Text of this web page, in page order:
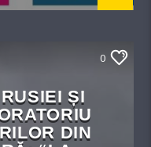
0
ȘI
DIN